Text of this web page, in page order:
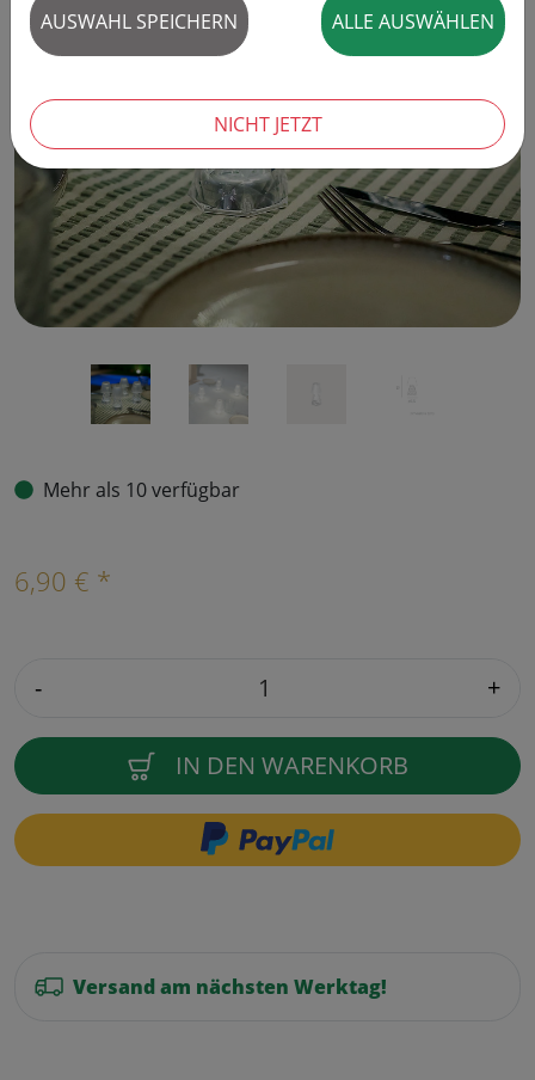
‹ ›
Mehr als 10 verfügbar
6,90 € *
- +
IN DEN WARENKORB
Versand am nächsten Werktag!
AUSWAHL SPEICHERN ALLE AUSWÄHLEN
NICHT JETZT